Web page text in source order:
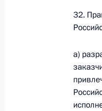
26
О
26
32.
а)